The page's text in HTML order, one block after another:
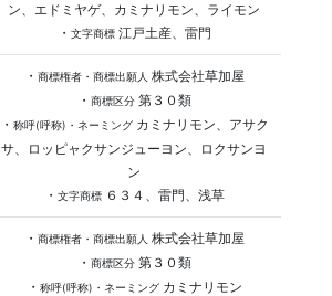
ン、エドミヤゲ、カミナリモン、ライモン
・ 文字商標江戸土産、雷門
・ 商標権者・商標出願人 株式会社草加屋
・ 商標区分第３０類
・ 称呼(呼称)・ネーミングカミナリモン、アサク
サ、ロッピャクサンジューヨン、ロクサンヨ
ン
・ 文字商標６３４、雷門、浅草
・ 商標権者・商標出願人 株式会社草加屋
・ 商標区分第３０類
・ 称呼(呼称)・ネーミングカミナリモン